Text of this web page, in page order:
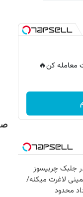
معامله کن🔥
جلبک چربیسوز
لاغرت میکنه/
محدود